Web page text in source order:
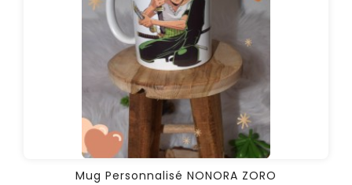
Mug Personnalisé NONORA ZORO